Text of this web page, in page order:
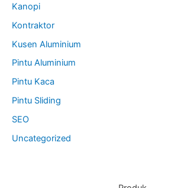
Kanopi
Kontraktor
Kusen Aluminium
Pintu Aluminium
Pintu Kaca
Pintu Sliding
SEO
Uncategorized